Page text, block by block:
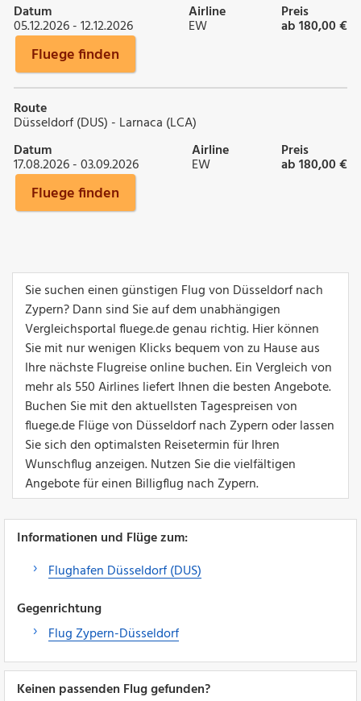
Datum
05.12.2026 - 12.12.2026
Airline
EW
Preis
ab 180,00 €
Fluege finden
Route
Düsseldorf (DUS) - Larnaca (LCA)
Datum
17.08.2026 - 03.09.2026
Airline
EW
Preis
ab 180,00 €
Fluege finden
Sie suchen einen günstigen Flug von Düsseldorf nach
Zypern? Dann sind Sie auf dem unabhängigen
Vergleichsportal fluege.de genau richtig. Hier können
Sie mit nur wenigen Klicks bequem von zu Hause aus
Ihre nächste Flugreise online buchen. Ein Vergleich von
mehr als 550 Airlines liefert Ihnen die besten Angebote.
Buchen Sie mit den aktuellsten Tagespreisen von
fluege.de Flüge von Düsseldorf nach Zypern oder lassen
Sie sich den optimalsten Reisetermin für Ihren
Wunschflug anzeigen. Nutzen Sie die vielfältigen
Angebote für einen Billigflug nach Zypern.
Informationen und Flüge zum:
Flughafen Düsseldorf (DUS)
Gegenrichtung
Flug Zypern-Düsseldorf
Keinen passenden Flug gefunden?